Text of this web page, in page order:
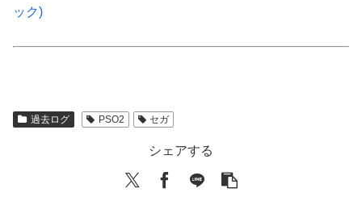
ック)
過去ログ PSO2 セガ
シェアする